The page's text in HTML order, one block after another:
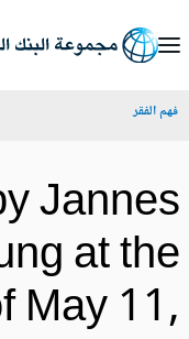
الفقر
at
May